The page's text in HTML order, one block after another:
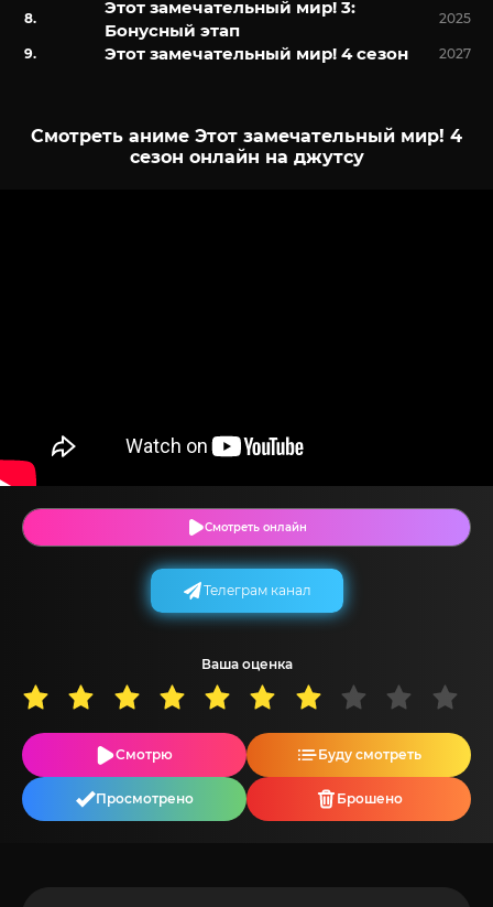
Этот замечательный мир! 3:
Бонусный этап
2025
Этот замечательный мир! 4 сезон 2027
Смотреть аниме Этот замечательный мир! 4
сезон онлайн на джутсу
Смотреть онлайн
Ваша оценка
Смотрю Буду смотреть
Просмотрено Брошено
Телеграм канал